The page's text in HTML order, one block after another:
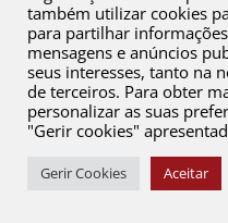
Canal de Denúncia
Plano de Prevenção de
Política de Privacidade
Política de Cookies
Copyright © 2026 SPA.
também utilizar cookies
para partilhar
mensagens e anúncios
seus interesses, tanto na
de terceiros. Para obter
personalizar as suas
"Gerir cookies"
Gerir Cookies Aceitar